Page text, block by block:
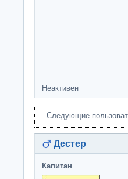
Неактивен
Следующие
Дестер
Капитан